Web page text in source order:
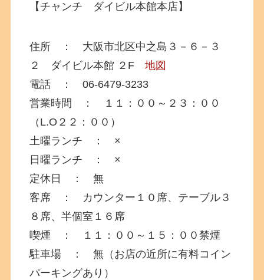
【チャンチ ダイビル本館本店】
住所 ： 大阪市北区中之島３－６－３
２ ダイビル本館 ２F地図
電話 ： 06-6479-3233
営業時間 ： １１：００～２３：００
（L.O２２：００）
土曜ランチ ： ×
日曜ランチ ： ×
定休日 ： 無
客席 ： カウンター１０席、テーブル３
８席、半個室１６席
喫煙 ： １１：００～１５：００禁煙
駐車場 ： 無（お店の近所に有料コイン
パーキングあり）